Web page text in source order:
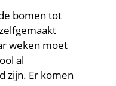
bomen tot
weken moet
al
zijn. Er komen